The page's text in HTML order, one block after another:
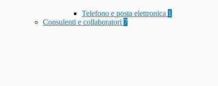
Telefono e posta elettronica 1
Consulenti e collaboratori 7